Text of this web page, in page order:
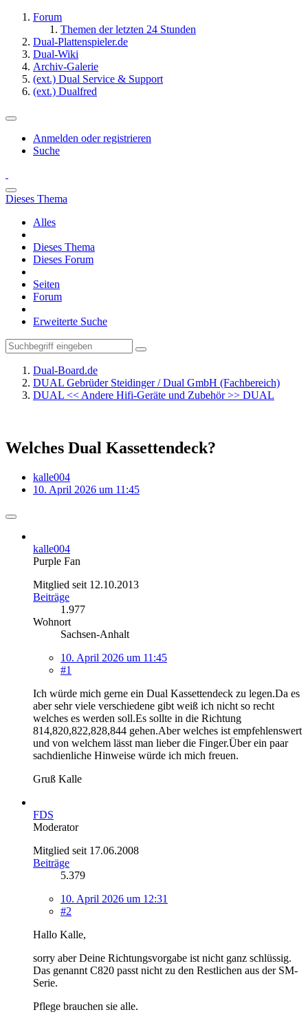
Forum
Themen der letzten 24 Stunden
Dual-Plattenspieler.de
Dual-Wiki
Archiv-Galerie
(ext.) Dual Service & Support
(ext.) Dualfred
Anmelden oder registrieren
Suche
Dieses Thema
Alles
Dieses Thema
Dieses Forum
Seiten
Forum
Erweiterte Suche
Dual-Board.de
DUAL Gebrüder Steidinger / Dual GmbH (Fachbereich)
DUAL << Andere Hifi-Geräte und Zubehör >> DUAL
Welches Dual Kassettendeck?
kalle004
10. April 2026 um 11:45
kalle004
Purple Fan
Mitglied seit 12.10.2013
Beiträge
1.977
Wohnort
Sachsen-Anhalt
10. April 2026 um 11:45
#1
Ich würde mich gerne ein Dual Kassettendeck zu legen.Da es
aber sehr viele verschiedene gibt weiß ich nicht so recht
welches es werden soll.Es sollte in die Richtung
814,820,822,828,844 gehen.Aber welches ist empfehlenswert
und von welchem lässt man lieber die Finger.Über ein paar
sachdienliche Hinweise würde ich mich freuen.
Gruß Kalle
FDS
Moderator
Mitglied seit 17.06.2008
Beiträge
5.379
10. April 2026 um 12:31
#2
Hallo Kalle,
sorry aber Deine Richtungsvorgabe ist nicht ganz schlüssig.
Das genannt C820 passt nicht zu den Restlichen aus der SM-
Serie.
Pflege brauchen sie alle.